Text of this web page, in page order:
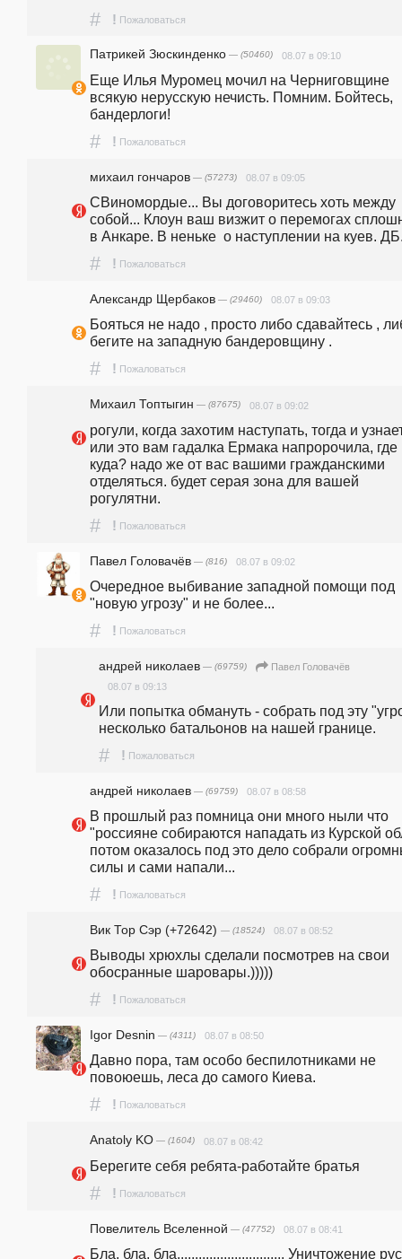
# ! Пожаловаться
Патрикей Зюскинденко — (50460) 08.07 в 09:10
Еще Илья Муромец мочил на Черниговщине
всякую нерусскую нечисть. Помним. Бойтесь,
бандерлоги!
# ! Пожаловаться
михаил гончаров — (57273) 08.07 в 09:05
СВиномордые... Вы договоритесь хоть между
собой... Клоун ваш визжит о перемогах
в Анкаре. В неньке  о наступлении на куев.
# ! Пожаловаться
Александр Щербаков — (29460) 08.07 в 09:03
Бояться не надо , просто либо сдавайтесь ,
бегите на западную бандеровщину .
# ! Пожаловаться
Михаил Топтыгин — (87675) 08.07 в 09:02
рогули, когда захотим наступать, тогда и
или это вам гадалка Ермака напророчила, где
куда? надо же от вас вашими гражданскими
отделяться. будет серая зона для вашей
рогулятни.
# ! Пожаловаться
Павел Головачёв — (816) 08.07 в 09:02
Очередное выбивание западной помощи под
"новую угрозу" и не более...
# ! Пожаловаться
андpeй николаев — (69759)
Павел Головачёв
08.07 в 09:13
Или попытка обмануть - собрать под эту
несколько батальонов на нашей границе.
# ! Пожаловаться
андpeй николаев — (69759) 08.07 в 08:58
В прошлый раз помница они много ныли что
"россияне собираются нападать из Курской
потом оказалось под это дело собрали
силы и сами напали...
# ! Пожаловаться
Вик Тор Сэр (+72642) — (18524) 08.07 в 08:52
Выводы хрюхлы сделали посмотрев на свои
обосранные шаровары.)))))
# ! Пожаловаться
Igor Desnin — (4311) 08.07 в 08:50
Давно пора, там особо беспилотниками не
повоюешь, леса до самого Киева.
# ! Пожаловаться
Anatoly KO — (1604) 08.07 в 08:42
Берегите себя ребята-работайте братья
# ! Пожаловаться
Повелитель Вселенной — (47752) 08.07 в 08:41
Бла, бла, бла.............................. Уничтожение